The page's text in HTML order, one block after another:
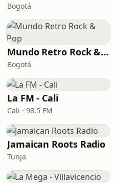
Bogotá
Mundo Retro Rock & Pop
Bogotá
La FM - Cali
Cali · 98.5 FM
Jamaican Roots Radio
Tunja